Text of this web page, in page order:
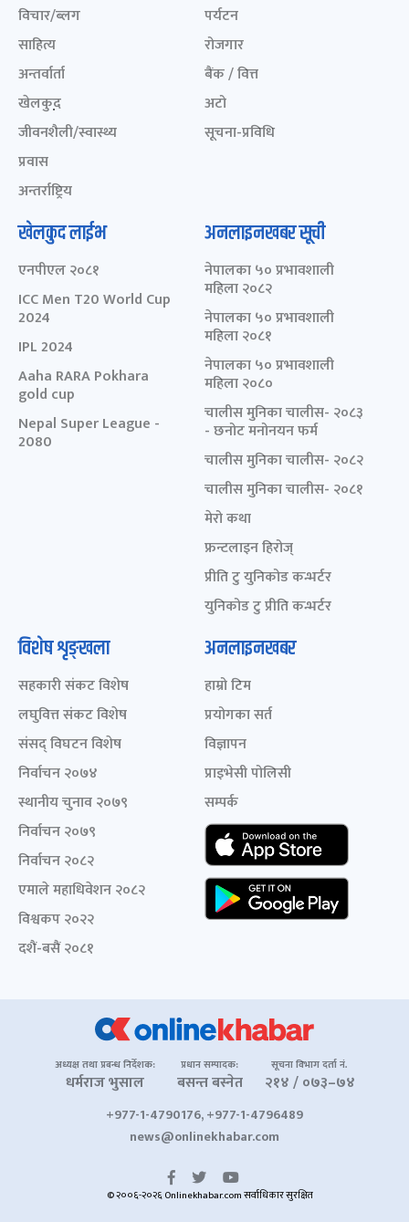
विचार/ब्लग
साहित्य
अन्तर्वार्ता
खेलकुद़़
जीवनशैली/स्वास्थ्य
प्रवास
अन्तर्राष्ट्रिय
पर्यटन
रोजगार
बैंक / वित्त
अटो
सूचना-प्रविधि
खेलकुद लाईभ
एनपीएल २०८१
ICC Men T20 World Cup
2024
IPL 2024
Aaha RARA Pokhara
gold cup
Nepal Super League -
2080
अनलाइनखबर सूची
नेपालका ५० प्रभावशाली
महिला २०८२
नेपालका ५० प्रभावशाली
महिला २०८१
नेपालका ५० प्रभावशाली
महिला २०८०
चालीस मुनिका चालीस- २०८३
- छनोट मनोनयन फर्म
चालीस मुनिका चालीस- २०८२
चालीस मुनिका चालीस- २०८१
मेरो कथा
फ्रन्टलाइन हिरोज्
प्रीति टु युनिकोड कन्भर्टर
युनिकोड टु प्रीति कन्भर्टर
विशेष शृङ्खला
सहकारी संकट विशेष
लघुवित्त संकट विशेष
संसद् विघटन विशेष
निर्वाचन २०७४
स्थानीय चुनाव २०७९
निर्वाचन २०७९
निर्वाचन २०८२
एमाले महाधिवेशन २०८२
विश्वकप २०२२
दशैं-बसैं २०८१
अनलाइनखबर
हाम्रो टिम
प्रयोगका सर्त
विज्ञापन
प्राइभेसी पोलिसी
सम्पर्क
अध्यक्ष तथा प्रबन्ध निर्देशक:
धर्मराज भुसाल
प्रधान सम्पादक:
बसन्त बस्नेत
सूचना विभाग दर्ता नं.
२१४ / ०७३–७४
+977-1-4790176, +977-1-4796489
news@onlinekhabar.com
© २००६-२०२६ Onlinekhabar.com सर्वाधिकार सुरक्षित